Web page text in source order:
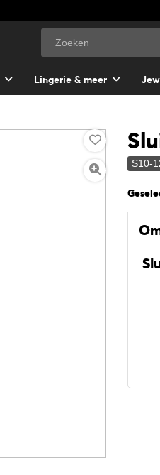
Lingerie & meer
S10-